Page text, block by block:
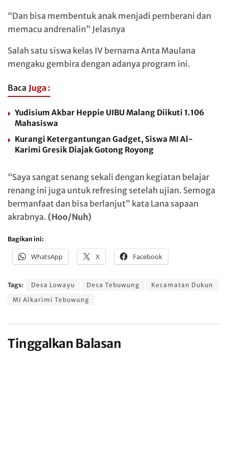
“Dan bisa membentuk anak menjadi pemberani dan
memacu andrenalin” Jelasnya
Salah satu siswa kelas IV bernama Anta Maulana
mengaku gembira dengan adanya program ini.
Baca Juga :
Yudisium Akbar Heppie UIBU Malang Diikuti 1.106
Mahasiswa
Kurangi Ketergantungan Gadget, Siswa MI Al-
Karimi Gresik Diajak Gotong Royong
“Saya sangat senang sekali dengan kegiatan belajar
renang ini juga untuk refresing setelah ujian. Semoga
bermanfaat dan bisa berlanjut” kata Lana sapaan
akrabnya. (Hoo/Nuh)
Bagikan ini:
WhatsApp X Facebook
Tags: Desa Lowayu Desa Tebuwung
Kecamatan Dukun
MI Alkarimi Tebuwung
Tinggalkan Balasan